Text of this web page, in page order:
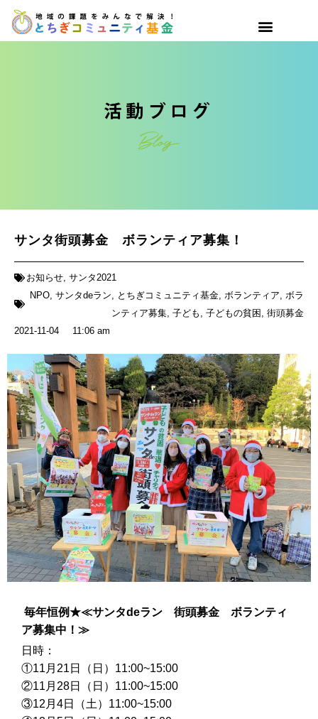
サンタ街頭募金 ボランティア募集！
お知らせ, サンタ2021
NPO, サンタdeラン, とちぎコミュニティ基金, ボランティア, ボラ
ンティア募集, 子ども , 子どもの貧困 , 街頭募金
2021-11-04
11:06 am
毎年恒例★≪サンタdeラン 街頭募金 ボランティ
ア募集中！≫
日時：
①11月21日（日）11:00~15:00
②11月28日（日）11:00~15:00
③12月4日（土）11:00~15:00